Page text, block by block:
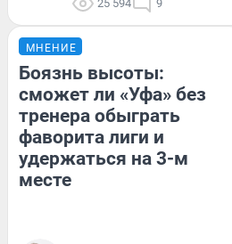
25 594 9
МНЕНИЕ
Боязнь высоты:
сможет ли «Уфа» без
тренера обыграть
фаворита лиги и
удержаться на 3-м
месте